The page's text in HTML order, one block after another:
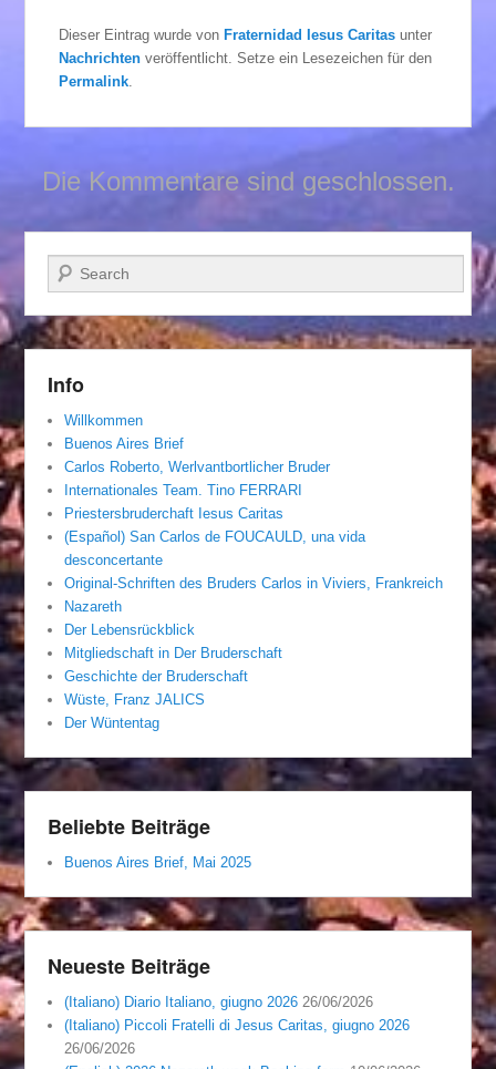
Dieser Eintrag wurde vonFraternidad Iesus Caritas unter
Nachrichten veröffentlicht. Setze ein Lesezeichen für den
Permalink
Die Kommentare sind geschlossen.
Suchen
Info
Willkommen
Buenos Aires Brief
Carlos Roberto, Werlvantbortlicher Bruder
Internationales Team. Tino FERRARI
Priestersbruderchaft Iesus Caritas
(Español) San Carlos de FOUCAULD, una vida
desconcertante
Original-Schriften des Bruders Carlos in Viviers, Frankreich
Nazareth
Der Lebensrückblick
Mitgliedschaft in Der Bruderschaft
Geschichte der Bruderschaft
Wüste, Franz JALICS
Der Wüntentag
Beliebte Beiträge
Buenos Aires Brief, Mai 2025
Neueste Beiträge
(Italiano) Diario Italiano, giugno 2026 26/06/2026
(Italiano) Piccoli Fratelli di Jesus Caritas, giugno 2026
26/06/2026